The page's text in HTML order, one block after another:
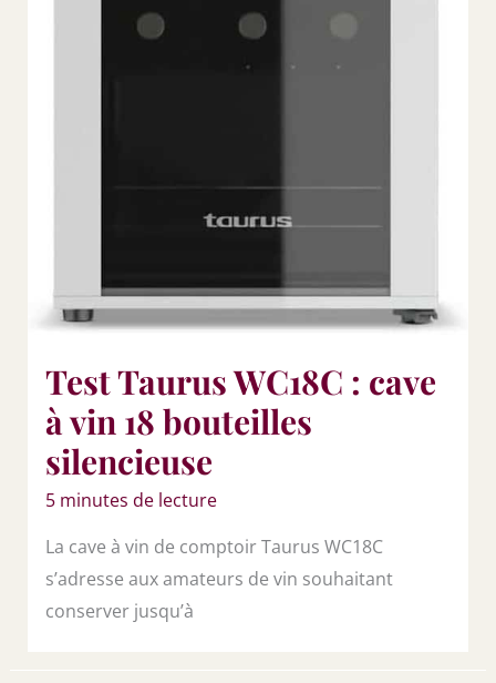
Test Taurus WC18C : cave
à vin 18 bouteilles
silencieuse
5 minutes de lecture
La cave à vin de comptoir Taurus WC18C
s’adresse aux amateurs de vin souhaitant
conserver jusqu’à